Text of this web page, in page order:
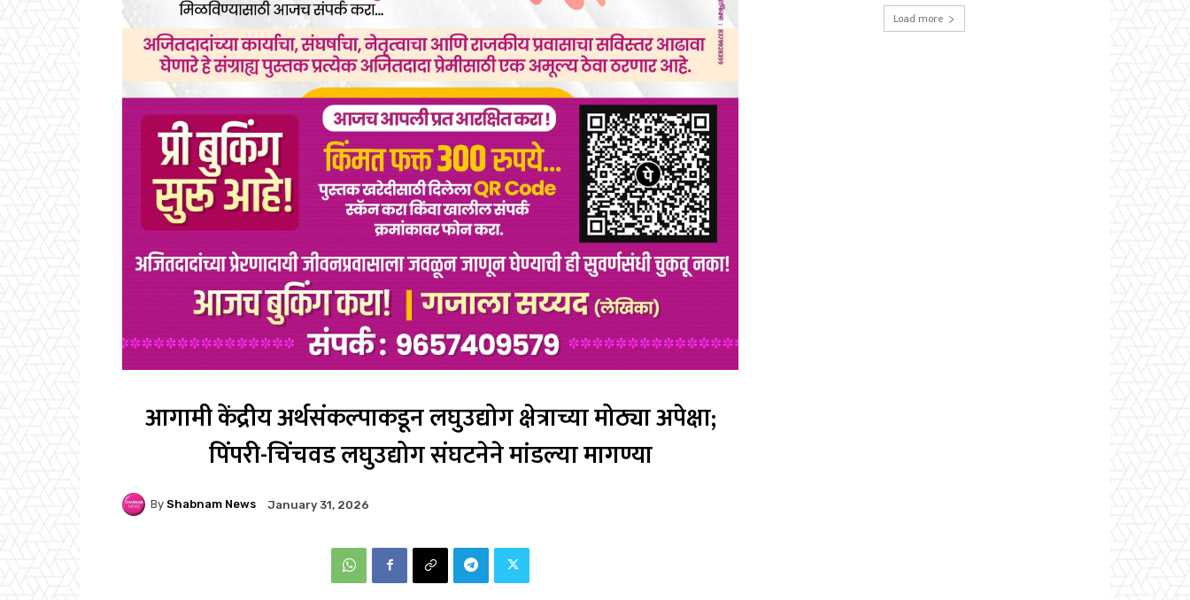
आगामी केंद्रीय अर्थसंकल्पाकडून लघुउद्योग क्षेत्राच्या मोठ्या अपेक्षा;
पिंपरी-चिंचवड लघुउद्योग संघटनेने मांडल्या मागण्या
By Shabnam News January 31, 2026
Load more